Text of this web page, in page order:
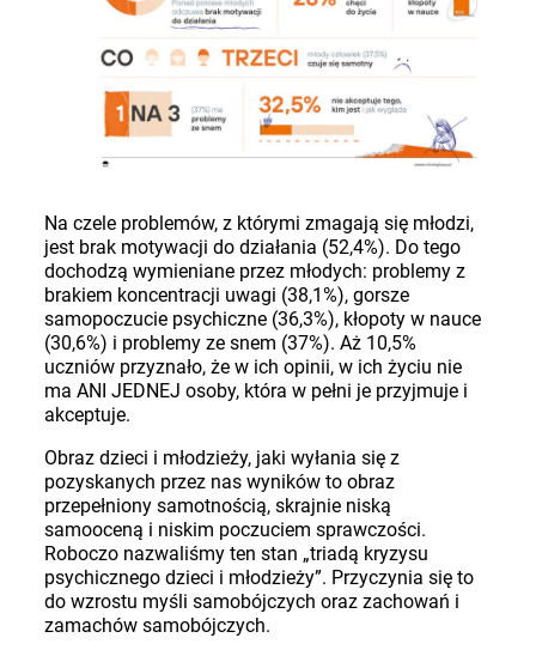
Na czele problemów, z którymi zmagają się młodzi,
jest brak motywacji do działania (52,4%). Do tego
dochodzą wymieniane przez młodych: problemy z
brakiem koncentracji uwagi (38,1%), gorsze
samopoczucie psychiczne (36,3%), kłopoty w nauce
(30,6%) i problemy ze snem (37%). Aż 10,5%
uczniów przyznało, że w ich opinii, w ich życiu nie
ma ANI JEDNEJ osoby, która w pełni je przyjmuje i
akceptuje.
Obraz dzieci i młodzieży, jaki wyłania się z
pozyskanych przez nas wyników to obraz
przepełniony samotnością, skrajnie niską
samooceną i niskim poczuciem sprawczości.
Roboczo nazwaliśmy ten stan „triadą kryzysu
psychicznego dzieci i młodzieży”. Przyczynia się to
do wzrostu myśli samobójczych oraz zachowań i
zamachów samobójczych.